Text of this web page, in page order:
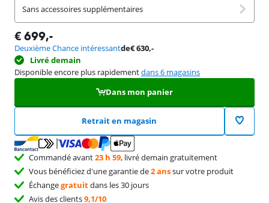
Sans accessoires supplémentaires
€ 699,-
Deuxième Chance intéressantde€630,-
Livré demain
Disponible encore plus rapidementdans 6 magasins
Dans mon panier
Retrait en magasin
Commandé avant23 h 59, livré demain gratuitement
Vous bénéficiez d'une garantie de2 anssur votre produit
Échangegratuitdans les 30 jours
Avis des clients9,1/10